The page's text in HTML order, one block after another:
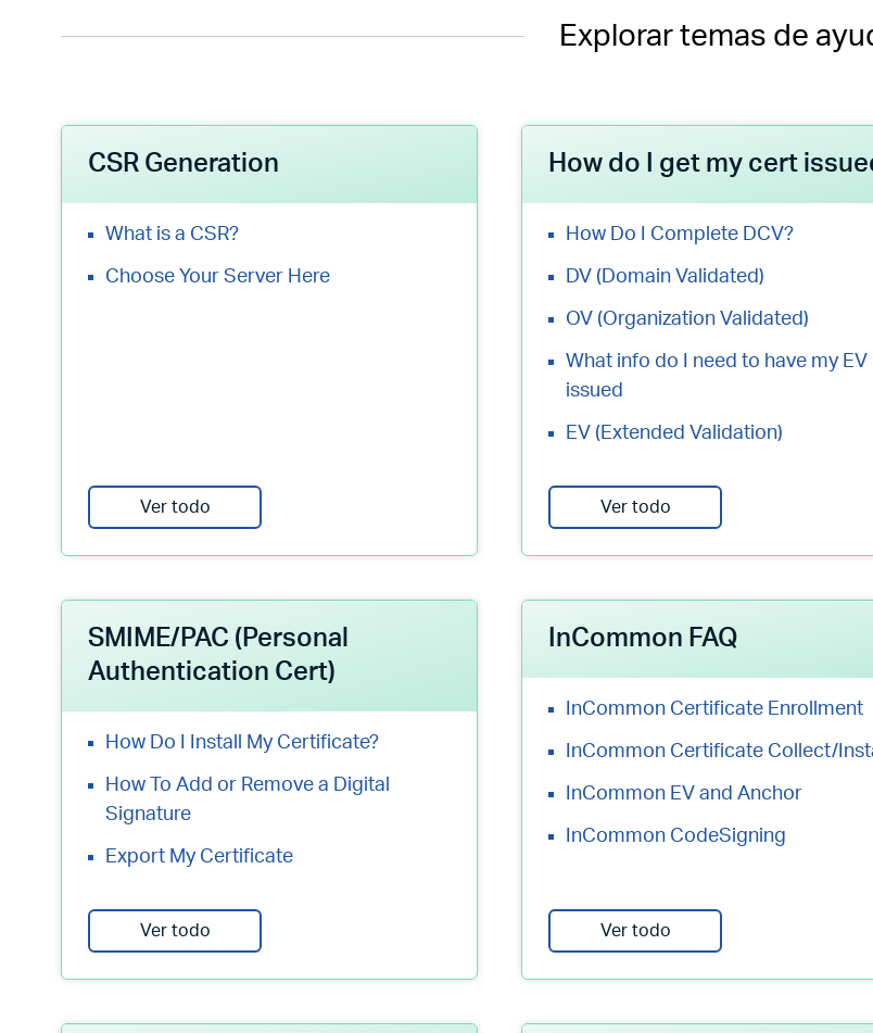
Explorar temas de
CSR Generation
What is a CSR?
Choose Your Server Here
Ver todo
How do I get my cert
How Do I Complete DCV?
DV (Domain Validated)
OV (Organization Validated)
What info do I need to have my EV
issued
EV (Extended Validation)
Ver todo
SMIME/PAC (Personal
Authentication Cert)
How Do I Install My Certificate?
How To Add or Remove a Digital
Signature
Export My Certificate
Ver todo
InCommon FAQ
InCommon Certificate Enrollment
InCommon Certificate Collect/
InCommon EV and Anchor
InCommon CodeSigning
Ver todo